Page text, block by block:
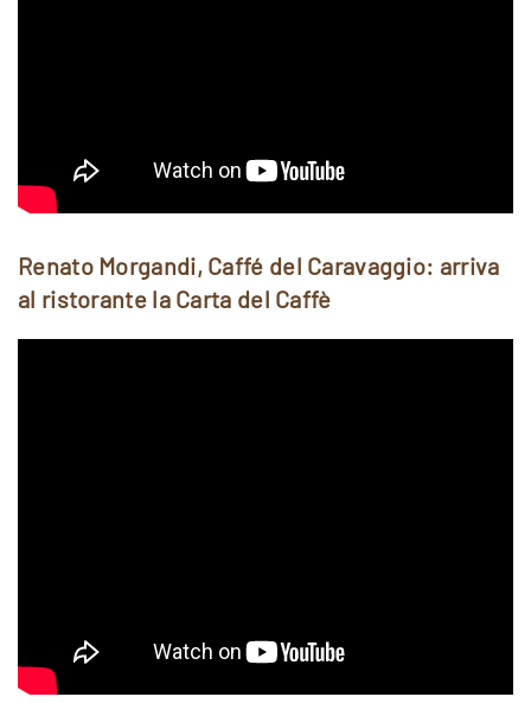
Renato Morgandi, Caffé del Caravaggio: arriva
al ristorante la Carta del Caffè